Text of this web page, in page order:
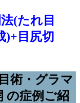
(たれ目
)+目尻切
術・グラマ
の症例ご紹